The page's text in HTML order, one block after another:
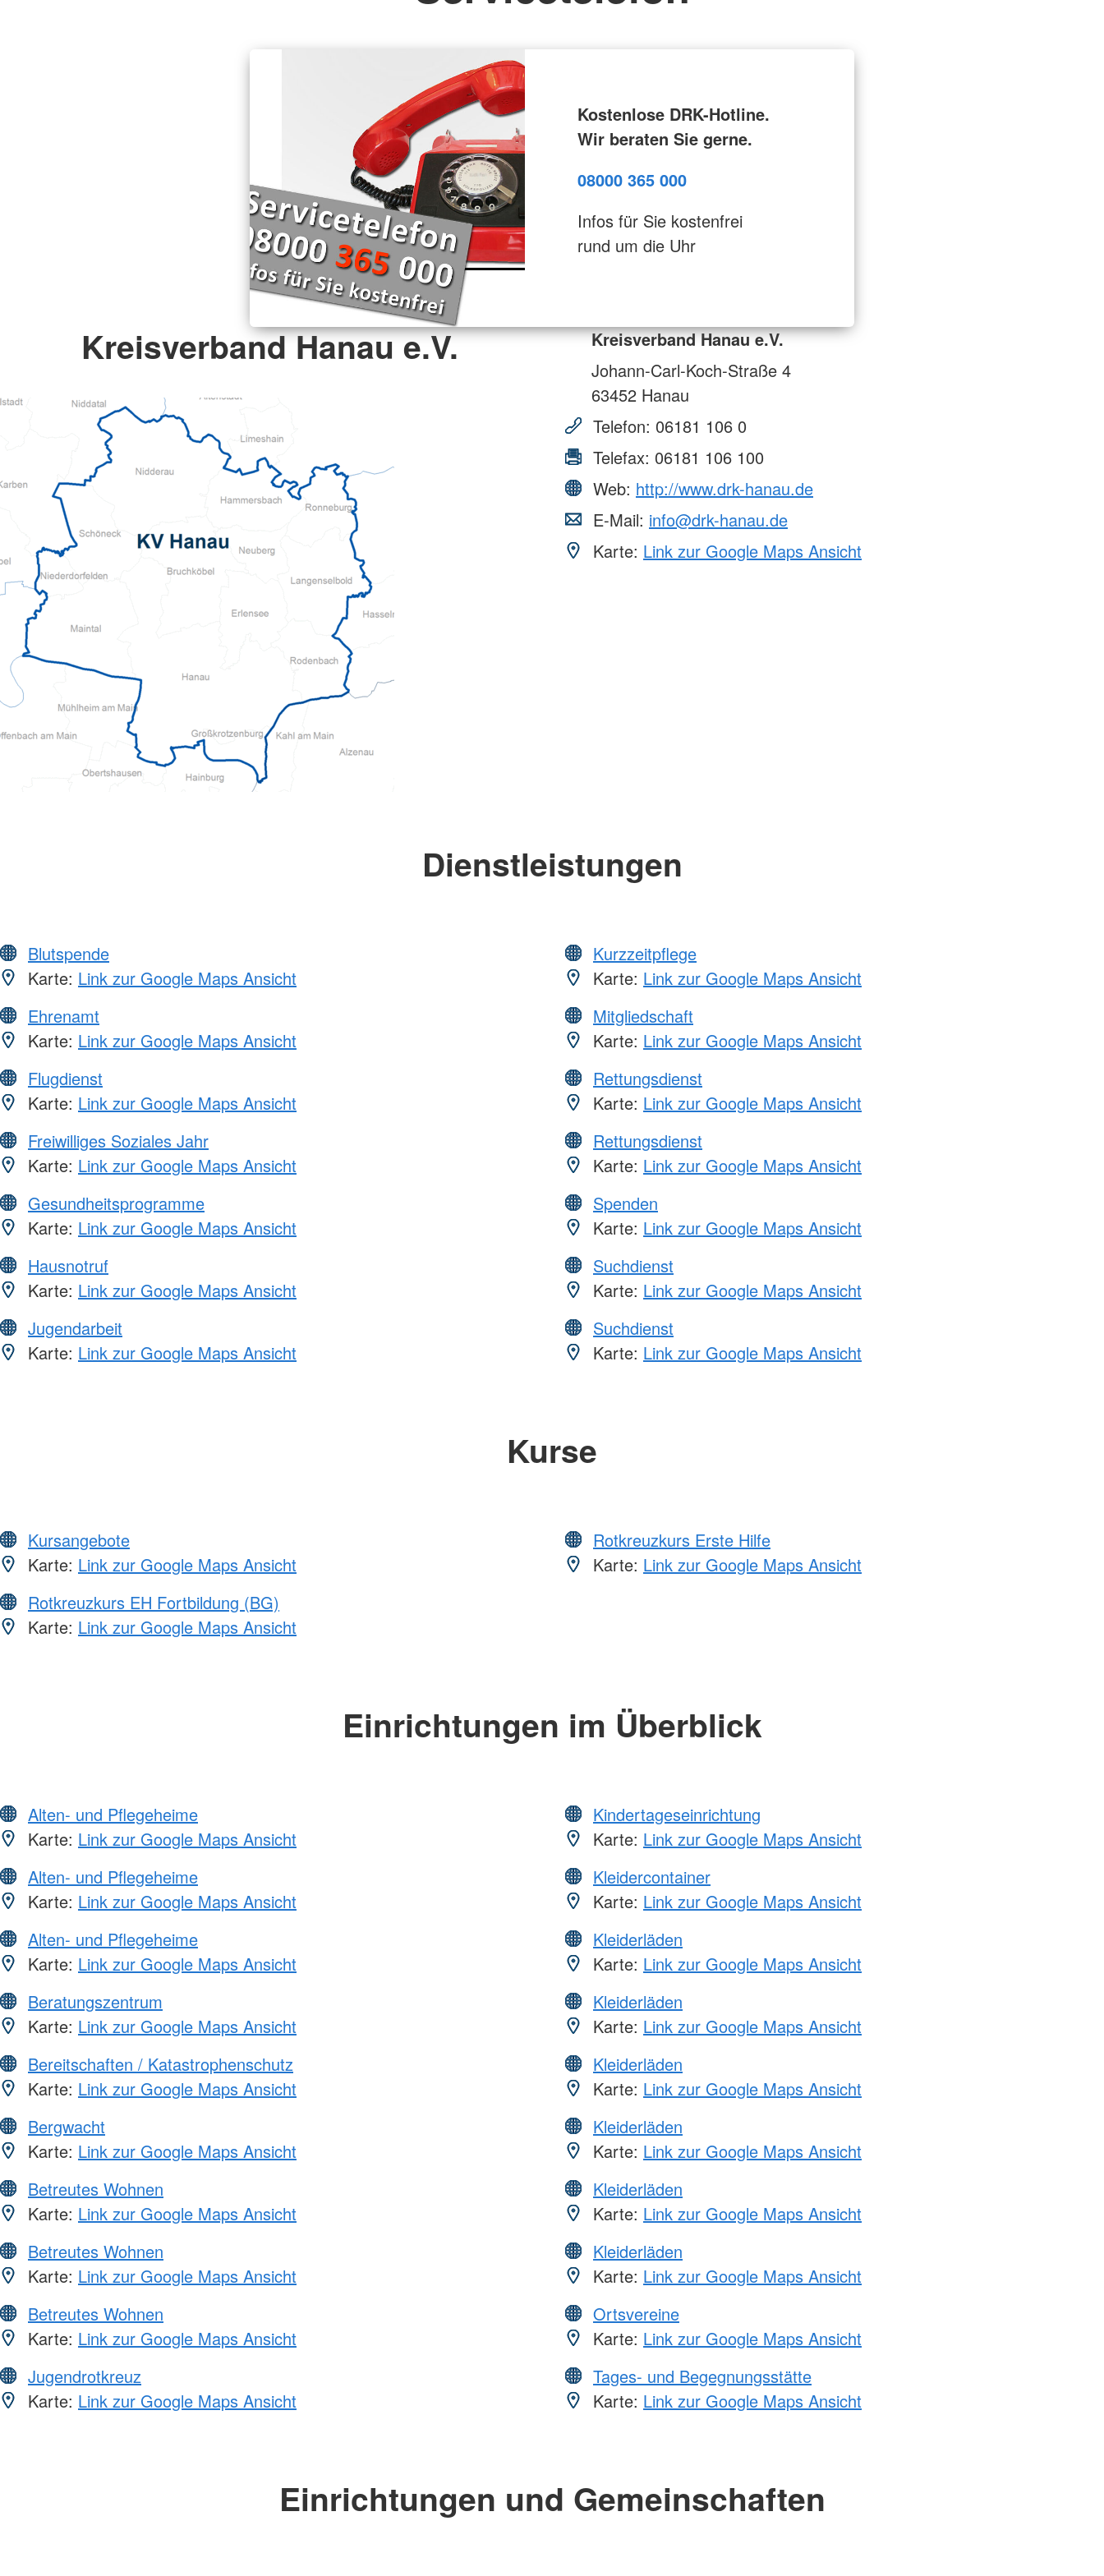
Kostenlose DRK-Hotline.
Wir beraten Sie gerne.
08000 365 000
Infos für Sie kostenfrei
rund um die Uhr
Kreisverband Hanau e.V.
Kreisverband Hanau e.V.
Johann-Carl-Koch-Straße 4
63452 Hanau
Telefon: 06181 106 0
Telefax: 06181 106 100
Web: http://www.drk-hanau.de
E-Mail: info@drk-hanau.de
Karte: Link zur Google Maps Ansicht
Dienstleistungen
Blutspende
Karte: Link zur Google Maps Ansicht
Ehrenamt
Karte: Link zur Google Maps Ansicht
Flugdienst
Karte: Link zur Google Maps Ansicht
Freiwilliges Soziales Jahr
Karte: Link zur Google Maps Ansicht
Gesundheitsprogramme
Karte: Link zur Google Maps Ansicht
Hausnotruf
Karte: Link zur Google Maps Ansicht
Jugendarbeit
Karte: Link zur Google Maps Ansicht
Kurzzeitpflege
Karte: Link zur Google Maps Ansicht
Mitgliedschaft
Karte: Link zur Google Maps Ansicht
Rettungsdienst
Karte: Link zur Google Maps Ansicht
Rettungsdienst
Karte: Link zur Google Maps Ansicht
Spenden
Karte: Link zur Google Maps Ansicht
Suchdienst
Karte: Link zur Google Maps Ansicht
Suchdienst
Karte: Link zur Google Maps Ansicht
Kurse
Kursangebote
Karte: Link zur Google Maps Ansicht
Rotkreuzkurs EH Fortbildung (BG)
Karte: Link zur Google Maps Ansicht
Rotkreuzkurs Erste Hilfe
Karte: Link zur Google Maps Ansicht
Einrichtungen im Überblick
Alten- und Pflegeheime
Karte: Link zur Google Maps Ansicht
Alten- und Pflegeheime
Karte: Link zur Google Maps Ansicht
Alten- und Pflegeheime
Karte: Link zur Google Maps Ansicht
Beratungszentrum
Karte: Link zur Google Maps Ansicht
Bereitschaften / Katastrophenschutz
Karte: Link zur Google Maps Ansicht
Bergwacht
Karte: Link zur Google Maps Ansicht
Betreutes Wohnen
Karte: Link zur Google Maps Ansicht
Betreutes Wohnen
Karte: Link zur Google Maps Ansicht
Betreutes Wohnen
Karte: Link zur Google Maps Ansicht
Jugendrotkreuz
Karte: Link zur Google Maps Ansicht
Kindertageseinrichtung
Karte: Link zur Google Maps Ansicht
Kleidercontainer
Karte: Link zur Google Maps Ansicht
Kleiderläden
Karte: Link zur Google Maps Ansicht
Kleiderläden
Karte: Link zur Google Maps Ansicht
Kleiderläden
Karte: Link zur Google Maps Ansicht
Kleiderläden
Karte: Link zur Google Maps Ansicht
Kleiderläden
Karte: Link zur Google Maps Ansicht
Kleiderläden
Karte: Link zur Google Maps Ansicht
Ortsvereine
Karte: Link zur Google Maps Ansicht
Tages- und Begegnungsstätte
Karte: Link zur Google Maps Ansicht
Einrichtungen und Gemeinschaften